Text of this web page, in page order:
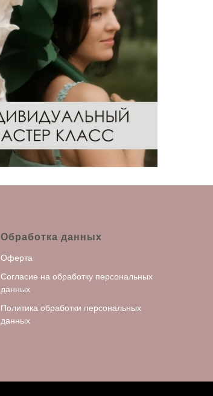
Обработка данных
Оферта
Согласие на обработку персональных
данных
Политика обработки персональных
данных